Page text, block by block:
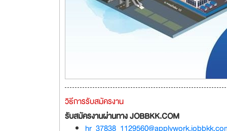
วิธีการรับสมัครงาน
รับสมัครงานผ่านทาง JOBBKK.COM